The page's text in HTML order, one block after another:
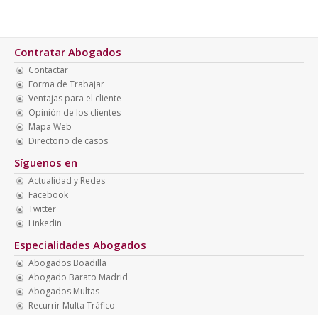
Contratar Abogados
Contactar
Forma de Trabajar
Ventajas para el cliente
Opinión de los clientes
Mapa Web
Directorio de casos
Síguenos en
Actualidad y Redes
Facebook
Twitter
Linkedin
Especialidades Abogados
Abogados Boadilla
Abogado Barato Madrid
Abogados Multas
Recurrir Multa Tráfico